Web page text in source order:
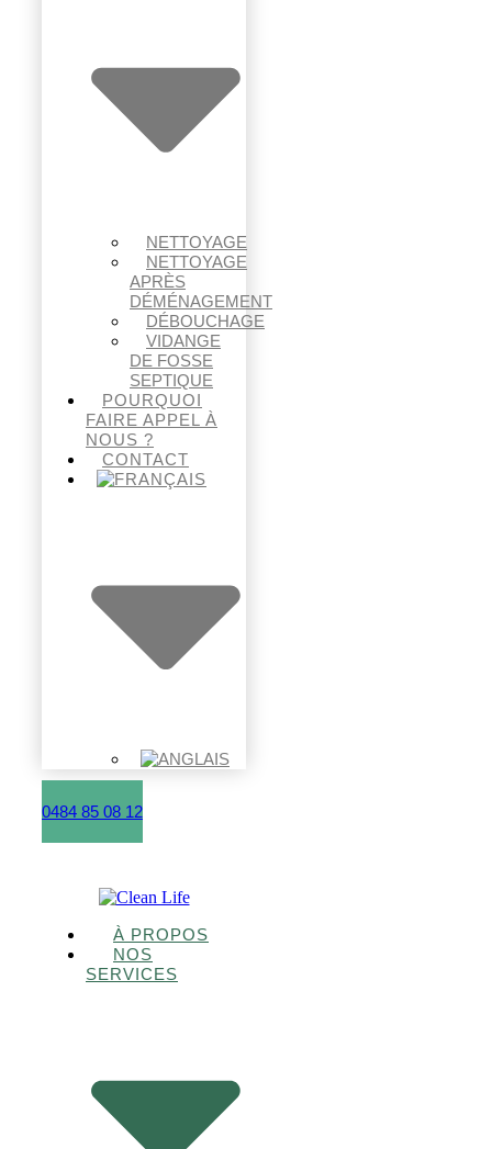
NETTOYAGE
NETTOYAGE
APRÈS
DÉMÉNAGEMENT
DÉBOUCHAGE
VIDANGE
DE FOSSE
SEPTIQUE
POURQUOI
FAIRE APPEL À
NOUS ?
CONTACT
0484 85 08 12
À PROPOS
NOS
SERVICES